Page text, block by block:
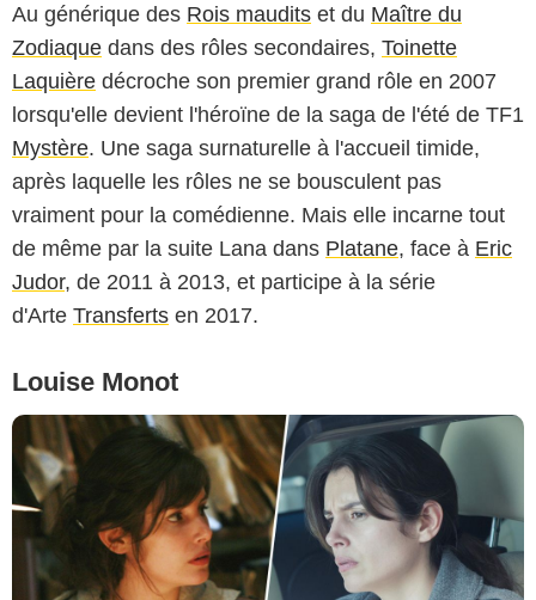
Au générique des Rois maudits et du Maître du
Zodiaque dans des rôles secondaires, Toinette
Laquière décroche son premier grand rôle en 2007
lorsqu'elle devient l'héroïne de la saga de l'été de TF1
Mystère. Une saga surnaturelle à l'accueil timide,
après laquelle les rôles ne se bousculent pas
vraiment pour la comédienne. Mais elle incarne tout
de même par la suite Lana dans Platane, face à Eric
Judor, de 2011 à 2013, et participe à la série
d'Arte Transferts en 2017.
Louise Monot